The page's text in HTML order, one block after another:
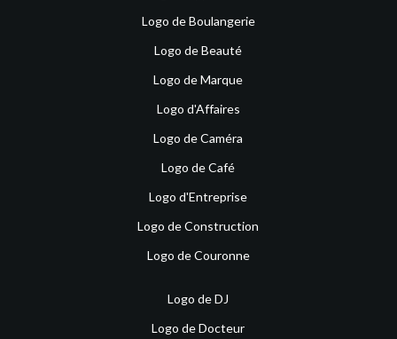
Logo de Boulangerie
Logo de Beauté
Logo de Marque
Logo d'Affaires
Logo de Caméra
Logo de Café
Logo d'Entreprise
Logo de Construction
Logo de Couronne
Logo de DJ
Logo de Docteur